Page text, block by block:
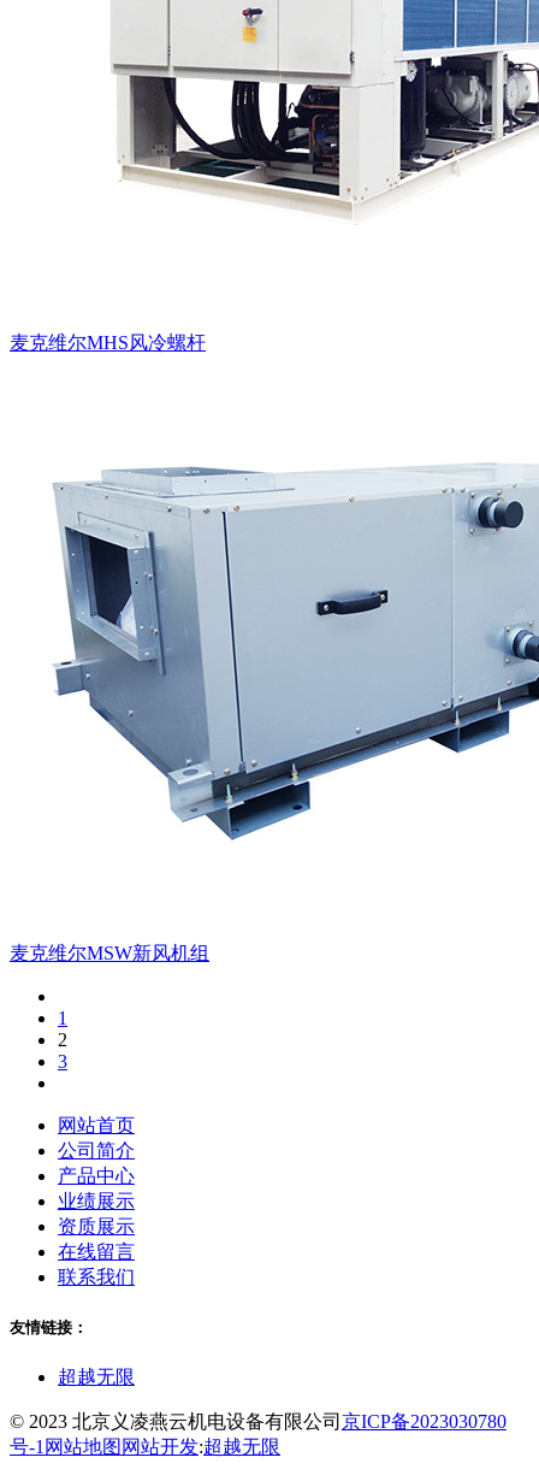
麦克维尔MHS风冷螺杆
麦克维尔MSW新风机组
1
2
3
网站首页
公司简介
产品中心
业绩展示
资质展示
在线留言
联系我们
友情链接：
超越无限
© 2023 北京义凌燕云机电设备有限公司 京ICP备2023030780
号-1 网站地图 网站开发:超越无限